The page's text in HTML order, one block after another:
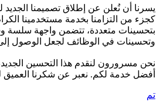
يسرنا أن نُعلن عن إطلاق تصميمنا الجديد
كجزء من التزامنا بخدمة مستخدمينا
بتحسينات متعددة، تتضمن واجهة سلسة
وتحسينات في الوظائف لجعل الوصول
نحن مسرورون لنقدم هذا التحسين الجديد،
أفضل خدمة لكم. نعبر عن شكرنا العميق
تم